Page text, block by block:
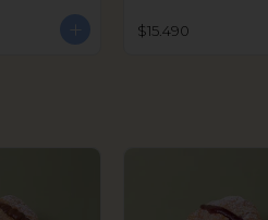
$15.490